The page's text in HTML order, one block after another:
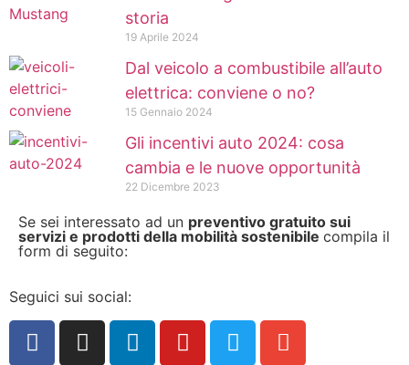
storia
19 Aprile 2024
Dal veicolo a combustibile all’auto
elettrica: conviene o no?
15 Gennaio 2024
Gli incentivi auto 2024: cosa
cambia e le nuove opportunità
22 Dicembre 2023
Se sei interessato ad un preventivo gratuito sui
servizi e prodotti della mobilità sostenibile compila il
form di seguito:
Seguici sui social: